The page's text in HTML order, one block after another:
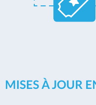
MISES À JOUR